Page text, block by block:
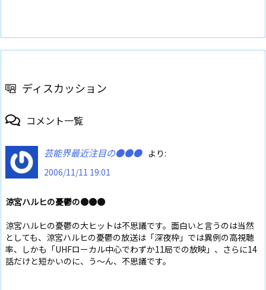
ディスカッション
コメント一覧
芸能界最近注目の●●● より:
2006/11/11 19:01
涼宮ハルヒの憂鬱の●●●
涼宮ハルヒの憂鬱の大ヒットは不思議です。面白いと言うのは当然
としても、涼宮ハルヒの憂鬱の放送は「深夜枠」では異例の高視聴
率、しかも「UHFローカル中心でわずか11局での放映」、さらに14
話だけと短かいのに、う～ん、不思議です。